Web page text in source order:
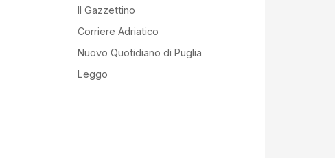
Il Gazzettino
Corriere Adriatico
Nuovo Quotidiano di Puglia
Leggo